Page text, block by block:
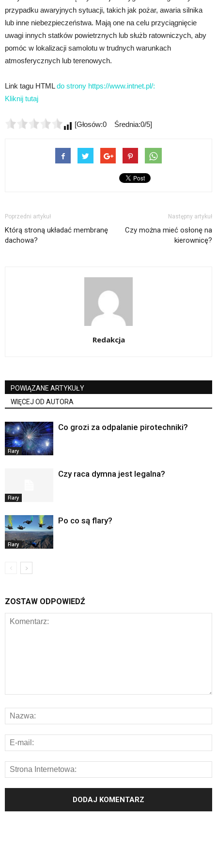
przypadku awaryjnych sytuacji, takich jak pożar, awaria silnika
lub inne niebezpieczeństwa. Mają one na celu przyciągnięcie
uwagi innych statków powietrznych lub służb ratowniczych, aby
pomóc w lokalizacji samolotu w trudnych warunkach
atmosferycznych lub terenowych.
Link tagu HTMLdo strony https://www.intnet.pl/:
Kliknij tutaj
[Głosów:0 Średnia:0/5]
Poprzedni artykuł
Którą stroną układać membranę
dachowa?
Następny artykuł
Czy można mieć osłonę na
kierownicę?
Redakcja
POWIĄZANE ARTYKUŁY
WIĘCEJ OD AUTORA
Flary
Co grozi za odpalanie pirotechniki?
Flary
Czy raca dymna jest legalna?
Flary
Po co są flary?
ZOSTAW ODPOWIEDŹ